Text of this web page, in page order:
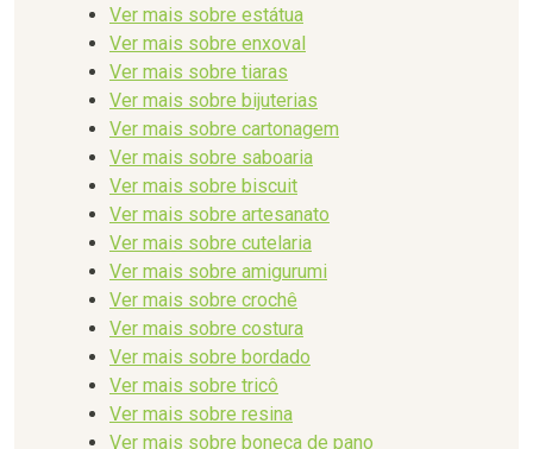
Ver mais sobre estátua
Ver mais sobre enxoval
Ver mais sobre tiaras
Ver mais sobre bijuterias
Ver mais sobre cartonagem
Ver mais sobre saboaria
Ver mais sobre biscuit
Ver mais sobre artesanato
Ver mais sobre cutelaria
Ver mais sobre amigurumi
Ver mais sobre crochê
Ver mais sobre costura
Ver mais sobre bordado
Ver mais sobre tricô
Ver mais sobre resina
Ver mais sobre boneca de pano